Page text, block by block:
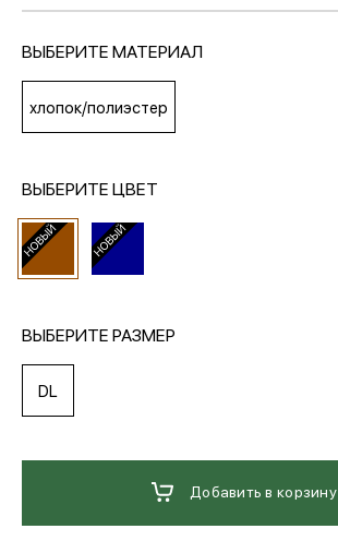
МЕДИА
ПОКУПАТЕЛЯМ
ОПЛАТА И ДОСТАВКА
Вход в личный кабинет
ВЫБЕРИТЕ МАТЕРИАЛ
хлопок/полиэстер
ВЫБЕРИТЕ ЦВЕТ
ВЫБЕРИТЕ РАЗМЕР
DL
Добавить в корзину